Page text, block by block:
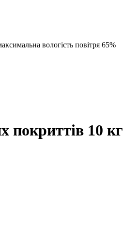
вологість повітря 65%
покриттів 10 кг